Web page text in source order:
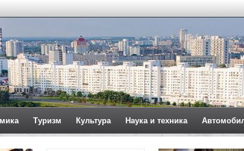
Туризм Культура Наука и техника